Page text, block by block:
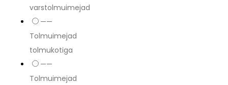
varstolmuimejad
——
Tolmuimejad
tolmukotiga
——
Tolmuimejad